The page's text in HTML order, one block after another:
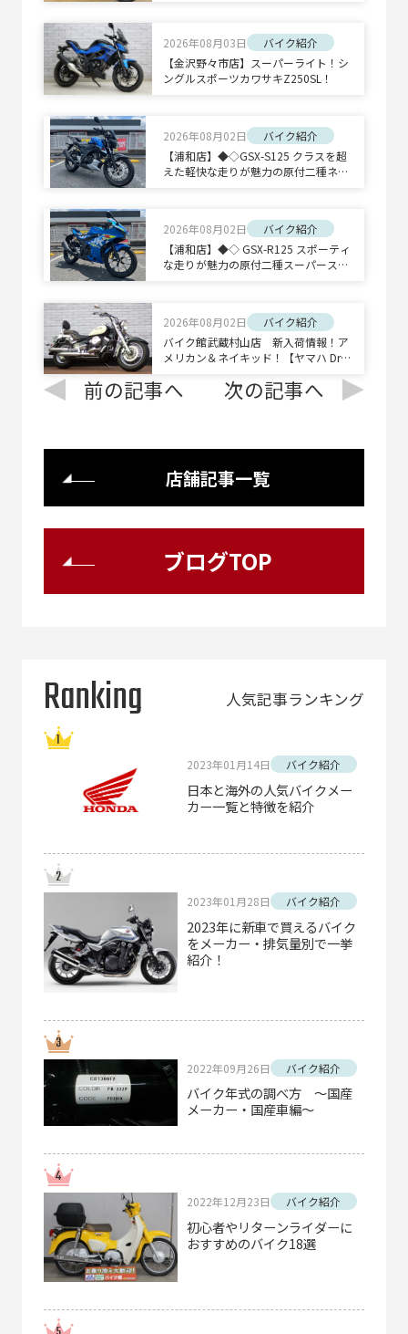
2026年08月03日
バイク紹介
【金沢野々市店】スーパーライト！シ
ングルスポーツカワサキZ250SL！
2026年08月02日
バイク紹介
【浦和店】◆◇GSX-S125 クラスを超
えた軽快な走りが魅力の原付二種ネイ
2026年08月02日
バイク紹介
【浦和店】◆◇ GSX-R125 スポーティ
な走りが魅力の原付二種スーパースポ
2026年08月02日
バイク紹介
バイク館武蔵村山店 新入荷情報！ア
メリカン＆ネイキッド！【ヤマハ Drag
R BOLD'OR】
前の記事へ
店舗記事一覧
次の記事へ
ブログTOP
Ranking 人気記事ランキング
2023年01月14日 バイク紹介
日本と海外の人気バイクメー
カー一覧と特徴を紹介
2023年01月28日 バイク紹介
2023年に新車で買えるバイク
をメーカー・排気量別で一挙
紹介！
2022年09月26日 バイク紹介
バイク年式の調べ方 ～国産
メーカー・国産車編～
2022年12月23日 バイク紹介
初心者やリターンライダーに
おすすめのバイク18選